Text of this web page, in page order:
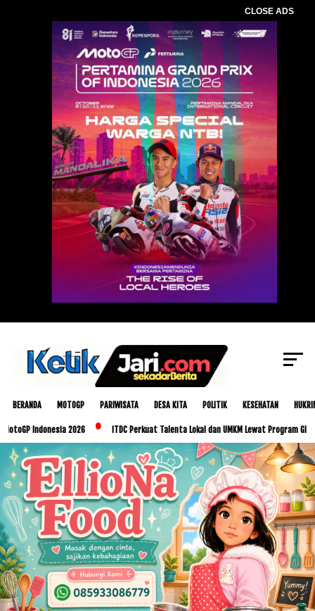
CLOSE ADS
BERANDA MOTOGP PARIWISATA DESA KITA POLITIK KESEHATAN
2026 ITDC Perkuat Talenta Lokal dan UMKM Lewat Program Glorious